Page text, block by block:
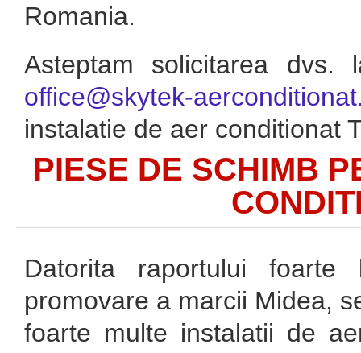
Romania.
Asteptam solicitarea
office@skytek-
instalatie de aer conditionat
PIESE DE SCHIMB
Datorita raportului
promovare a marcii Midea,
foarte multe instalatii de